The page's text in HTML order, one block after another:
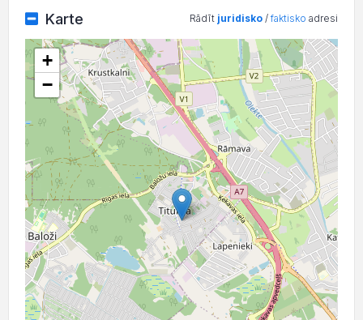
Karte Rādīt juridisko /faktisko adresi
+
−